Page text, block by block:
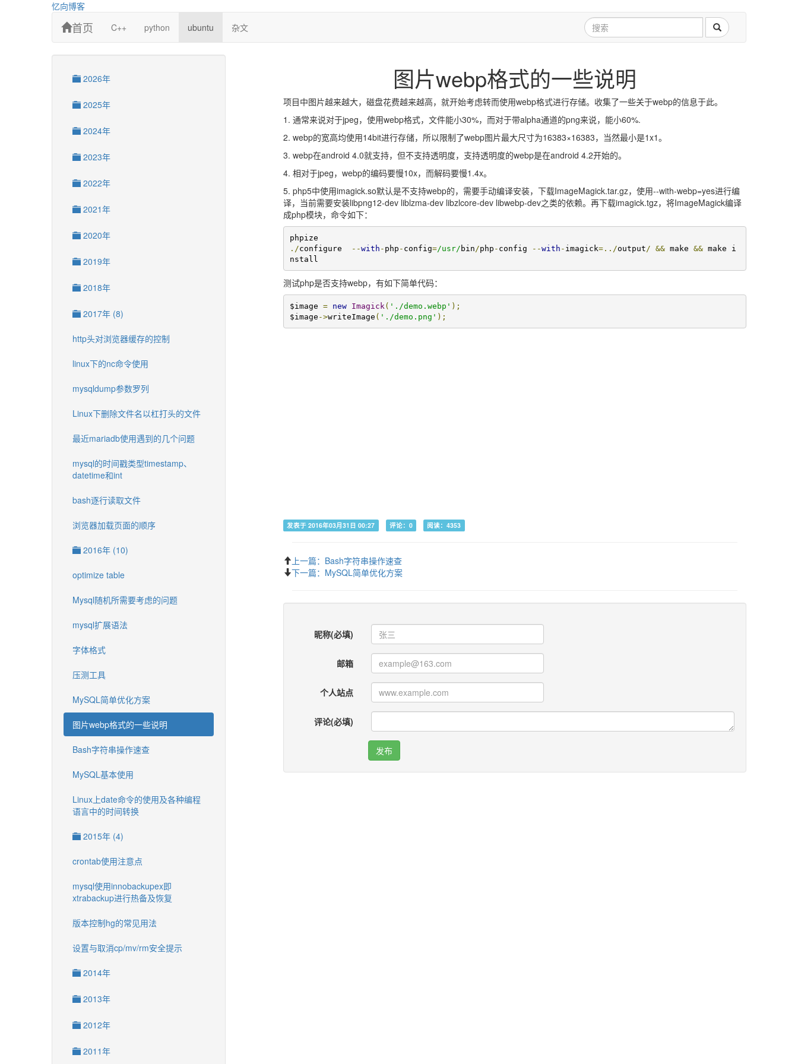
忆向博客
首页 C++ python ubuntu 杂文
2026年
2025年
2024年
2023年
2022年
2021年
2020年
2019年
2018年
2017年 (8)
http头对浏览器缓存的控制
linux下的nc命令使用
mysqldump参数罗列
Linux下删除文件名以杠打头的文件
最近mariadb使用遇到的几个问题
mysql的时间戳类型timestamp、
datetime和int
bash逐行读取文件
浏览器加载页面的顺序
2016年 (10)
optimize table
Mysql随机所需要考虑的问题
mysql扩展语法
字体格式
压测工具
MySQL简单优化方案
图片webp格式的一些说明
Bash字符串操作速查
MySQL基本使用
Linux上date命令的使用及各种编程
语言中的时间转换
2015年 (4)
crontab使用注意点
mysql使用innobackupex即
xtrabackup进行热备及恢复
版本控制hg的常见用法
设置与取消cp/mv/rm安全提示
2014年
2013年
2012年
2011年
图片webp格式的一些说明
项目中图片越来越大，磁盘花费越来越高，就开始考虑转而使用webp格式进行存储。收集了一些关于webp的信息于此。
1. 通常来说对于jpeg，使用webp格式，文件能小30%，而对于带alpha通道的png来说，能小60%.
2. webp的宽高均使用14bit进行存储，所以限制了webp图片最大尺寸为16383×16383，当然最小是1x1。
3. webp在android 4.0就支持，但不支持透明度，支持透明度的webp是在android 4.2开始的。
4. 相对于jpeg，webp的编码要慢10x，而解码要慢1.4x。
5. php5中使用imagick.so默认是不支持webp的，需要手动编译安装，下载ImageMagick.tar.gz，使用--with-webp=yes进行编
译，当前需要安装libpng12-dev liblzma-dev libzlcore-dev libwebp-dev之类的依赖。再下载imagick.tgz，将ImageMagick编译
成php模块，命令如下：
./configure --with - php - config=/usr/ bin /php - config --with - imagick=../output / && make && make i
nstall
测试php是否支持webp，有如下简单代码：
$image = new Imagick ( './demo.webp' );
$image ->writeImage ( './demo.png' );
发表于 2016年03月31日 00:27 评论：0 阅读：4353
上一篇：Bash字符串操作速查
下一篇：MySQL简单优化方案
昵称(必填)
邮箱
个人站点
评论(必填)